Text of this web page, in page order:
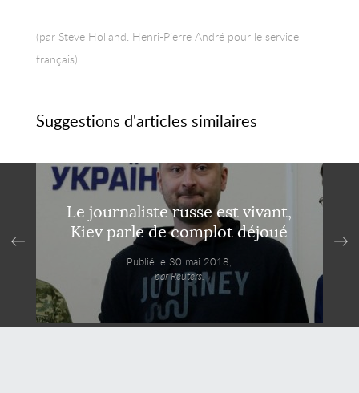
(par Steve Holland. Henri-Pierre André pour le service
français)
Suggestions d'articles similaires
Le journaliste russe est vivant,
Kiev parle de complot déjoué
Publié le 30 mai 2018,
par Reuters.